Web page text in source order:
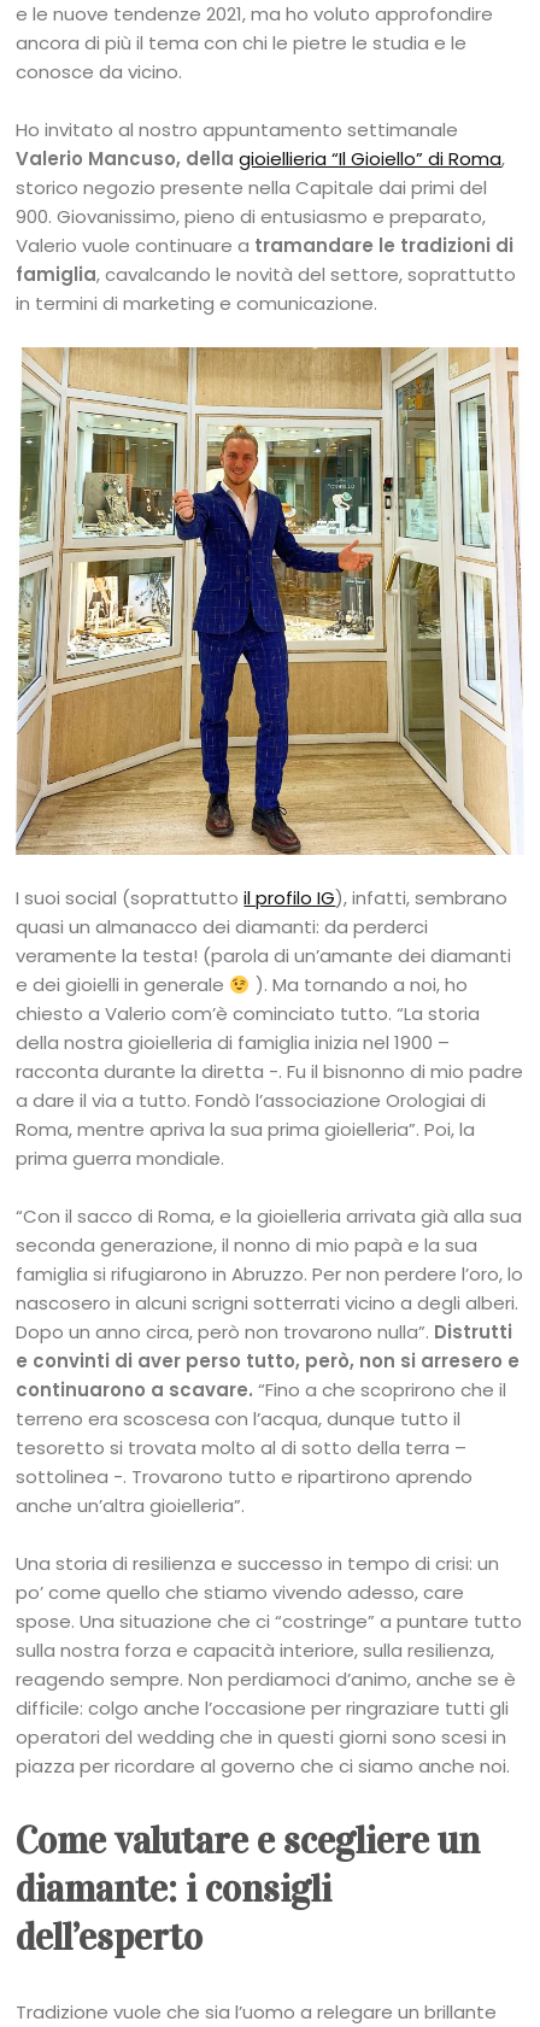
e le nuove tendenze 2021, ma ho voluto approfondire
ancora di più il tema con chi le pietre le studia e le
conosce da vicino.
Ho invitato al nostro appuntamento settimanale
Valerio Mancuso, dellagioiellieria “Il Gioiello” di Roma,
storico negozio presente nella Capitale dai primi del
900. Giovanissimo, pieno di entusiasmo e preparato,
Valerio vuole continuare a tramandare le tradizioni di
famiglia, cavalcando le novità del settore, soprattutto
in termini di marketing e comunicazione.
I suoi social (soprattuttoil profilo IG), infatti, sembrano
quasi un almanacco dei diamanti: da perderci
veramente la testa! (parola di un’amante dei diamanti
e dei gioielli in generale
). Ma tornando a noi, ho
chiesto a Valerio com’è cominciato tutto. “La storia
della nostra gioielleria di famiglia inizia nel 1900 –
racconta durante la diretta -. Fu il bisnonno di mio padre
a dare il via a tutto. Fondò l’associazione Orologiai di
Roma, mentre apriva la sua prima gioielleria”. Poi, la
prima guerra mondiale.
“Con il sacco di Roma, e la gioielleria arrivata già alla sua
seconda generazione, il nonno di mio papà e la sua
famiglia si rifugiarono in Abruzzo. Per non perdere l’oro, lo
nascosero in alcuni scrigni sotterrati vicino a degli alberi.
Dopo un anno circa, però non trovarono nulla”. Distrutti
e convinti di aver perso tutto, però, non si arresero e
continuarono a scavare. “Fino a che scoprirono che il
terreno era scoscesa con l’acqua, dunque tutto il
tesoretto si trovata molto al di sotto della terra –
sottolinea -. Trovarono tutto e ripartirono aprendo
anche un’altra gioielleria”.
Una storia di resilienza e successo in tempo di crisi: un
po’ come quello che stiamo vivendo adesso, care
spose. Una situazione che ci “costringe” a puntare tutto
sulla nostra forza e capacità interiore, sulla resilienza,
reagendo sempre. Non perdiamoci d’animo, anche se è
difficile: colgo anche l’occasione per ringraziare tutti gli
operatori del wedding che in questi giorni sono scesi in
piazza per ricordare al governo che ci siamo anche noi.
Come valutare e scegliere un
diamante: i consigli
dell’esperto
Tradizione vuole che sia l’uomo a relegare un brillante